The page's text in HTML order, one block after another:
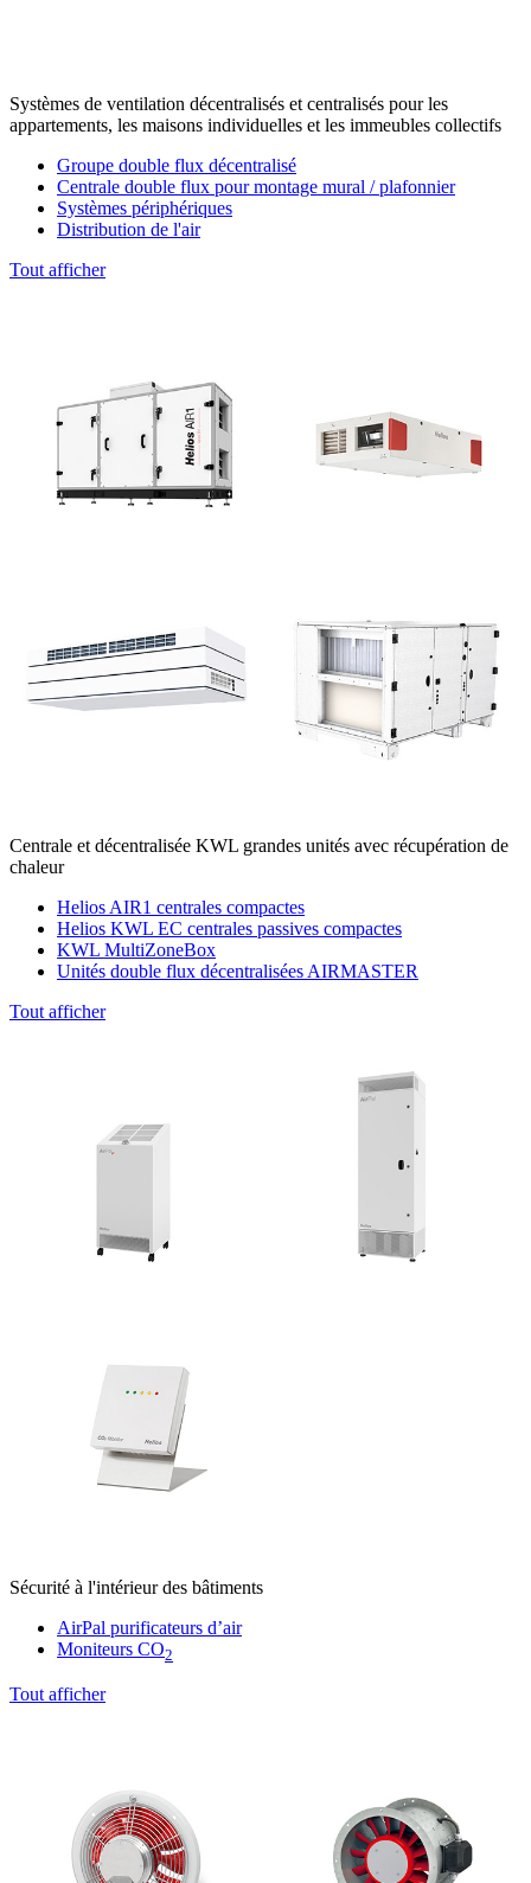
Systèmes de ventilation décentralisés et centralisés pour les
appartements, les maisons individuelles et les immeubles collectifs
Groupe double flux décentralisé
Centrale double flux pour montage mural / plafonnier
Systèmes périphériques
Distribution de l'air
Tout afficher
Centrale et décentralisée KWL grandes unités avec récupération de
chaleur
Helios AIR1 centrales compactes
Helios KWL EC centrales passives compactes
KWL MultiZoneBox
Unités double flux décentralisées AIRMASTER
Tout afficher
Sécurité à l'intérieur des bâtiments
AirPal purificateurs d’air
Moniteurs CO2
Tout afficher